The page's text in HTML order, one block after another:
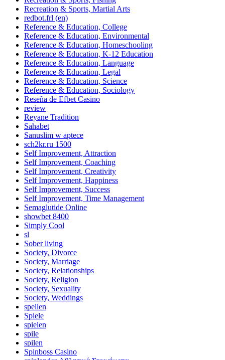
Recreation & Sports, Martial Arts
redbot.frl (en)
Reference & Education, College
Reference & Education, Environmental
Reference & Education, Homeschooling
Reference & Education, K-12 Education
Reference & Education, Language
Reference & Education, Legal
Reference & Education, Science
Reference & Education, Sociology
Reseña de Efbet Casino
review
Reyane Tradition
Sahabet
Sanuslim w aptece
sch2kr.ru 1500
Self Improvement, Attraction
Self Improvement, Coaching
Self Improvement, Creativity
Self Improvement, Happiness
Self Improvement, Success
Self Improvement, Time Management
Semaglutide Online
showbet 8400
Simply Cool
sl
Sober living
Society, Divorce
Society, Marriage
Society, Relationships
Society, Religion
Society, Sexuality
Society, Weddings
spellen
Spiele
spielen
spile
spilen
Spinboss Casino